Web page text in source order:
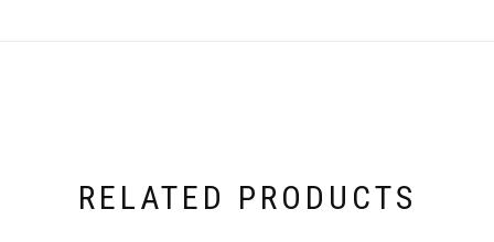
RELATED PRODUCTS